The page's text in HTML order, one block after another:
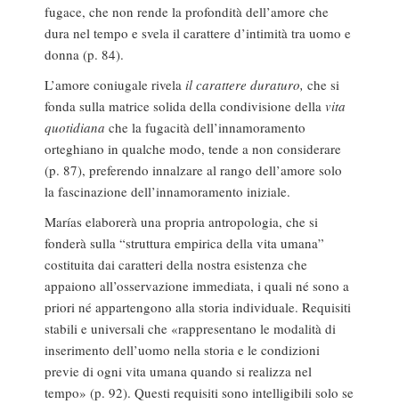
fugace, che non rende la profondità dell’amore che
dura nel tempo e svela il carattere d’intimità tra uomo e
donna (p. 84).
L’amore coniugale rivela il carattere duraturo, che si
fonda sulla matrice solida della condivisione della vita
quotidiana che la fugacità dell’innamoramento
orteghiano in qualche modo, tende a non considerare
(p. 87), preferendo innalzare al rango dell’amore solo
la fascinazione dell’innamoramento iniziale.
Marías elaborerà una propria antropologia, che si
fonderà sulla “struttura empirica della vita umana”
costituita dai caratteri della nostra esistenza che
appaiono all’osservazione immediata, i quali né sono a
priori né appartengono alla storia individuale. Requisiti
stabili e universali che «rappresentano le modalità di
inserimento dell’uomo nella storia e le condizioni
previe di ogni vita umana quando si realizza nel
tempo» (p. 92). Questi requisiti sono intelligibili solo se